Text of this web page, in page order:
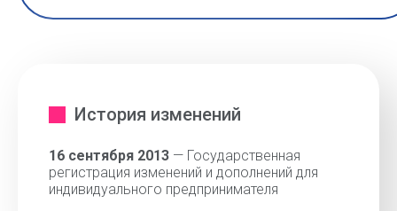
История изменений
16 сентября 2013 — Государственная
регистрация изменений и дополнений для
индивидуального предпринимателя